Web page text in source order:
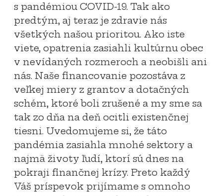
s pandémiou COVID-19. Tak ako
predtým, aj teraz je zdravie nás
všetkých našou prioritou. Ako iste
viete, opatrenia zasiahli kultúrnu obec
v nevídaných rozmeroch a neobišli ani
nás. Naše financovanie pozostáva z
veľkej miery z grantov a dotačných
schém, ktoré boli zrušené a my sme sa
tak zo dňa na deň ocitli existenčnej
tiesni. Uvedomujeme si, že táto
pandémia zasiahla mnohé sektory a
najmä životy ľudí, ktorí sú dnes na
pokraji finančnej krízy. Preto každý
Váš príspevok prijímame s omnoho